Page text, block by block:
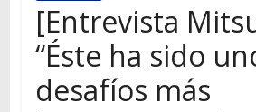
[Entrevista
“Éste ha sido
desafíos más